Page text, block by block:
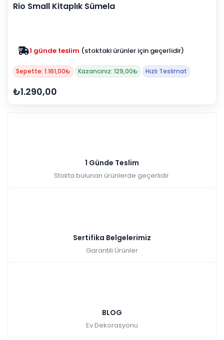
Rio Small Kitaplık Sümela
1 günde teslim
(stoktaki ürünler için geçerlidir)
Zam yok 2025 fiyatları devam ediyor
Sepette: 1.161,00₺ Kazancınız: 129,00₺ Hızlı Teslimat
₺1.290,00
1 Günde Teslim
Stokta bulunan ürünlerde geçerlidir.
Sertifika Belgelerimiz
Garantili Ürünler
BLOG
Ev Dekorasyonu